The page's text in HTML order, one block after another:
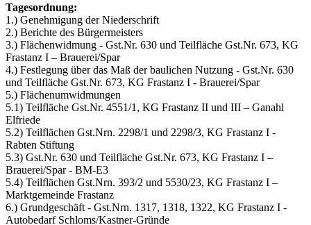
Tagesordnung:
1.) Genehmigung der Niederschrift
2.) Berichte des Bürgermeisters
3.) Flächenwidmung - Gst.Nr. 630 und Teilfläche Gst.Nr. 673, KG
Frastanz I – Brauerei/Spar
4.) Festlegung über das Maß der baulichen Nutzung - Gst.Nr. 630
und Teilfläche Gst.Nr. 673, KG Frastanz I - Brauerei/Spar
5.) Flächenumwidmungen
5.1) Teilfläche Gst.Nr. 4551/1, KG Frastanz II und III – Ganahl
Elfriede
5.2) Teilflächen Gst.Nrn. 2298/1 und 2298/3, KG Frastanz I -
Rabten Stiftung
5.3) Gst.Nr. 630 und Teilfläche Gst.Nr. 673, KG Frastanz I –
Brauerei/Spar - BM-E3
5.4) Teilflächen Gst.Nrn. 393/2 und 5530/23, KG Frastanz I –
Marktgemeinde Frastanz
6.) Grundgeschäft - Gst.Nrn. 1317, 1318, 1322, KG Frastanz I -
Autobedarf Schloms/Kastner-Gründe